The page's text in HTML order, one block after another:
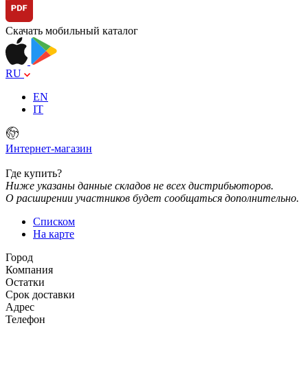
Скачать мобильный каталог
RU
EN
IT
Интернет-магазин
Где купить?
Ниже указаны данные складов не всех дистрибьюторов.
О расширении участников будет сообщаться дополнительно.
Списком
На карте
Город
Компания
Остатки
Срок доставки
Адрес
Телефон